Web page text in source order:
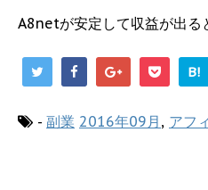
A8netが安定して収益が出る
B!
- 副業 2016年09月 , アフ